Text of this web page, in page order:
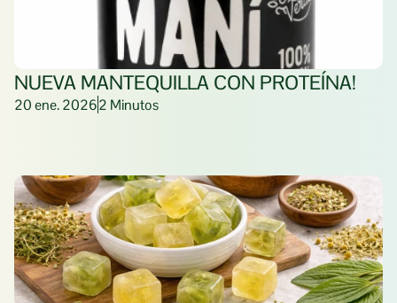
NUEVA MANTEQUILLA CON PROTEÍNA!
20 ene. 20262 Minutos